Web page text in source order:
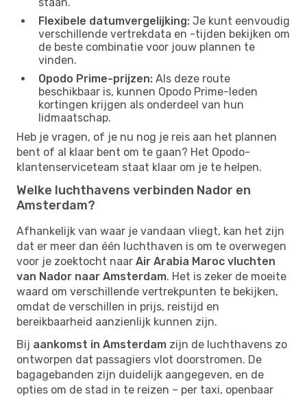
Flexibele datumvergelijking: Je kunt eenvoudig
verschillende vertrekdata en -tijden bekijken om
de beste combinatie voor jouw plannen te
vinden.
Opodo Prime-prijzen: Als deze route
beschikbaar is, kunnen Opodo Prime-leden
kortingen krijgen als onderdeel van hun
lidmaatschap.
Heb je vragen, of je nu nog je reis aan het plannen
bent of al klaar bent om te gaan? Het Opodo-
klantenserviceteam staat klaar om je te helpen.
Welke luchthavens verbinden Nador en
Amsterdam?
Afhankelijk van waar je vandaan vliegt, kan het zijn
dat er meer dan één luchthaven is om te overwegen
voor je zoektocht naar Air Arabia Maroc vluchten
van Nador naar Amsterdam. Het is zeker de moeite
waard om verschillende vertrekpunten te bekijken,
omdat de verschillen in prijs, reistijd en
bereikbaarheid aanzienlijk kunnen zijn.
Bij aankomst in Amsterdam zijn de luchthavens zo
ontworpen dat passagiers vlot doorstromen. De
bagagebanden zijn duidelijk aangegeven, en de
opties om de stad in te reizen – per taxi, openbaar